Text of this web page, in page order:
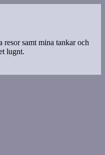
samt mina tankar och
lugnt.